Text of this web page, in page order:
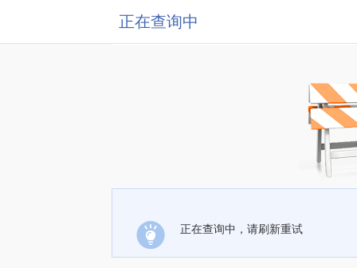
正在查询中
正在查询中，请刷新重试